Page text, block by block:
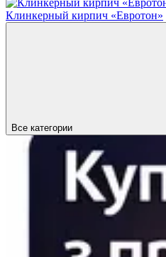
Клинкерный кирпич «Евротон»
Все категории